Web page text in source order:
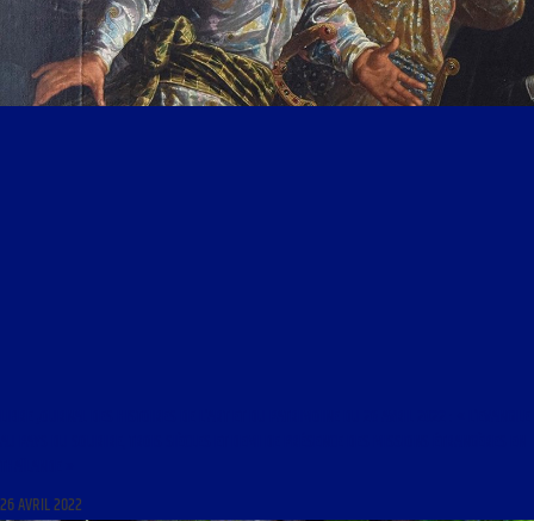
26 AVRIL 2022